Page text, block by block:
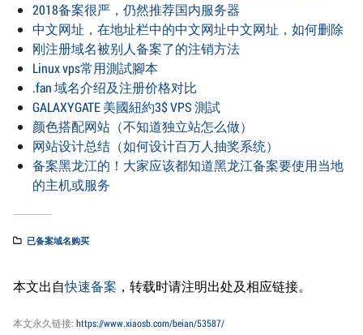
2018备案很严，仍然推荐国内服务器
中文网址，在地址栏中的中文网址中文网址，如何删除
刚注册域名被别人备案了的注销方法
Linux vps常用測試腳本
.fan 域名介绍及注册价格对比
GALAXYGATE 美國紐約3$ VPS 測試
颜色搭配网站（不知道独立站怎么做）
网站设计总结（如何设计百万人抽奖系统）
备案黑龙江的！大家应该都知道黑龙江备案要使用当地
的主机或服务
已备案域名购买
本文出自快速备案 ，转载时请注明出处及相应链接。
本文永久链接: https://www.xiaosb.com/beian/53587/